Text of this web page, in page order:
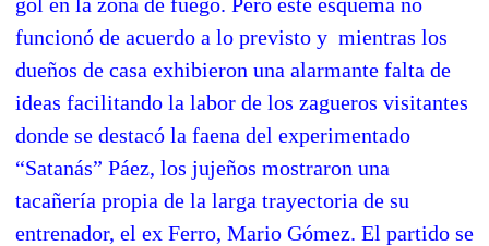
funcionó de acuerdo a lo previsto y mientras los
dueños de casa exhibieron una alarmante falta de
ideas facilitando la labor de los zagueros visitantes
donde se destacó la faena del experimentado
“Satanás” Páez, los jujeños mostraron una
tacañería propia de la larga trayectoria de su
entrenador, el ex Ferro, Mario Gómez. El partido se